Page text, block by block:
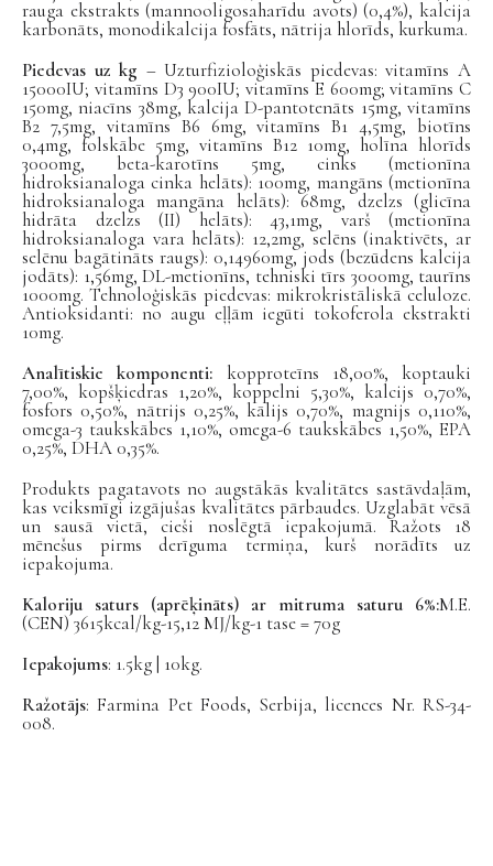
rauga ekstrakts (mannooligosaharīdu avots) (0,4%), kalcija
karbonāts, monodikalcija fosfāts, nātrija hlorīds, kurkuma.
Piedevas uz kg – Uzturfizioloģiskās piedevas: vitamīns A
15000IU; vitamīns D3 900IU; vitamīns E 600mg; vitamīns C
150mg, niacīns 38mg, kalcija D-pantotenāts 15mg, vitamīns
B2 7,5mg, vitamīns B6 6mg, vitamīns B1 4,5mg, biotīns
0,4mg, folskābe 5mg, vitamīns B12 10mg, holīna hlorīds
3000mg, beta-karotīns 5mg, cinks (metionīna
hidroksianaloga cinka helāts): 100mg, mangāns (metionīna
hidroksianaloga mangāna helāts): 68mg, dzelzs (glicīna
hidrāta dzelzs (II) helāts): 43,1mg, varš (metionīna
hidroksianaloga vara helāts): 12,2mg, selēns (inaktivēts, ar
selēnu bagātināts raugs): 0,14960mg, jods (bezūdens kalcija
jodāts): 1,56mg, DL-metionīns, tehniski tīrs 3000mg, taurīns
1000mg. Tehnoloģiskās piedevas: mikrokristāliskā celuloze.
Antioksidanti: no augu eļļām iegūti tokoferola ekstrakti
10mg.
Analītiskie komponenti: kopproteīns 18,00%, koptauki
7,00%, kopšķiedras 1,20%, koppelni 5,30%, kalcijs 0,70%,
fosfors 0,50%, nātrijs 0,25%, kālijs 0,70%, magnijs 0,110%,
omega-3 taukskābes 1,10%, omega-6 taukskābes 1,50%, EPA
0,25%, DHA 0,35%.
Produkts pagatavots no augstākās kvalitātes sastāvdaļām,
kas veiksmīgi izgājušas kvalitātes pārbaudes. Uzglabāt vēsā
un sausā vietā, cieši noslēgtā iepakojumā. Ražots 18
mēnešus pirms derīguma termiņa, kurš norādīts uz
iepakojuma.
Kaloriju saturs (aprēķināts) ar mitruma saturu 6%:M.E.
(CEN) 3615kcal/kg-15,12 MJ/kg-1 tase = 70g
Iepakojums: 1.5kg | 10kg.
Ražotājs: Farmina Pet Foods, Serbija, licences Nr. RS-34-
008.